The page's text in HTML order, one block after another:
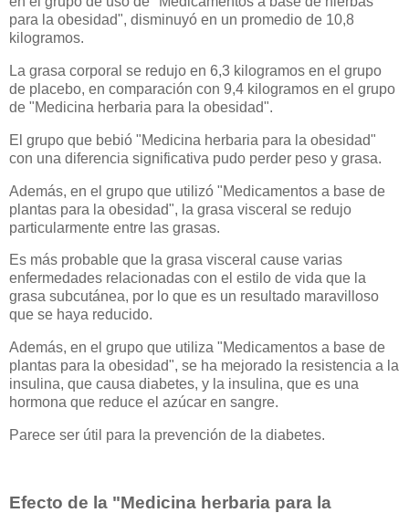
para la obesidad", disminuyó en un promedio de 10,8
kilogramos.
La grasa corporal se redujo en 6,3 kilogramos en el grupo
de placebo, en comparación con 9,4 kilogramos en el grupo
de "Medicina herbaria para la obesidad".
El grupo que bebió "Medicina herbaria para la obesidad"
con una diferencia significativa pudo perder peso y grasa.
Además, en el grupo que utilizó "Medicamentos a base de
plantas para la obesidad", la grasa visceral se redujo
particularmente entre las grasas.
Es más probable que la grasa visceral cause varias
enfermedades relacionadas con el estilo de vida que la
grasa subcutánea, por lo que es un resultado maravilloso
que se haya reducido.
Además, en el grupo que utiliza "Medicamentos a base de
plantas para la obesidad", se ha mejorado la resistencia a la
insulina, que causa diabetes, y la insulina, que es una
hormona que reduce el azúcar en sangre.
Parece ser útil para la prevención de la diabetes.
Efecto de la "Medicina herbaria para la